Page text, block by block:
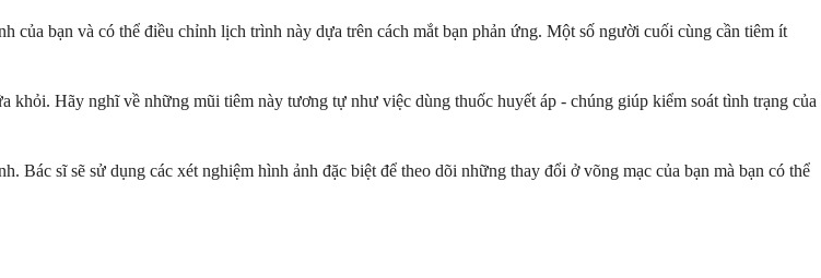
của bạn và có thể điều chỉnh lịch trình này dựa trên cách mắt bạn phản ứng. Một số người cuối cùng cần tiêm ít
Hãy nghĩ về những mũi tiêm này tương tự như việc dùng thuốc huyết áp - chúng giúp kiểm soát tình trạng của
Bác sĩ sẽ sử dụng các xét nghiệm hình ảnh đặc biệt để theo dõi những thay đổi ở võng mạc của bạn mà bạn có thể